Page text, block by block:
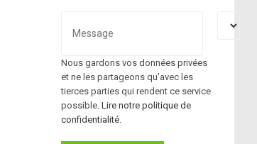
Nous gardons vos données privées
et ne les partageons qu’avec les
tierces parties qui rendent ce service
possible. Lire notre politique de
confidentialité.